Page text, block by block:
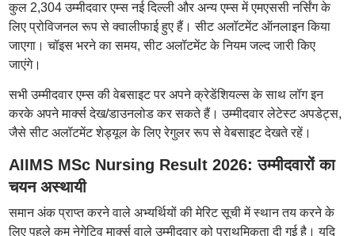
कुल 2,304 उम्मीदवार एम्स नई दिल्ली और अन्य एम्स में एमएससी नर्सिंग के
लिए प्रोविजनल रूप से क्वालीफाई हुए हैं। सीट अलॉटमेंट ऑनलाइन किया
जाएगा। चॉइस भरने का समय, सीट अलॉटमेंट के नियम जल्द जारी किए
जाएंगे।
सभी उम्मीदवार एम्स की वेबसाइट पर अपने क्रेडेंशियल्स के साथ लॉग इन
करके अपने मार्क्स देख/डाउनलोड कर सकते हैं। उम्मीदवार लेटेस्ट अपडेट्स,
जैसे सीट अलॉटमेंट शेड्यूल के लिए रेगुलर रूप से वेबसाइट देखते रहें।
AIIMS MSc Nursing Result 2026: उम्मीदवारों का
चयन अस्थायी
समान अंक प्राप्त करने वाले अभ्यर्थियों की मेरिट सूची में स्थान तय करने के
लिए पहले कम नेगेटिव मार्क्स वाले उम्मीदवार को प्राथमिकता दी गई है। यदि